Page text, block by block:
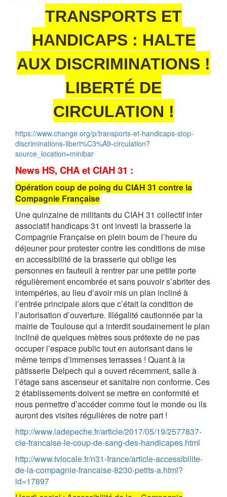
TRANSPORTS ET
HANDICAPS : HALTE
AUX DISCRIMINATIONS !
LIBERTÉ DE
CIRCULATION !
https://www.change.org/p/transports-et-handicaps-stop-
discriminations-libert%C3%A9-circulation?
source_location=minibar
News HS, CHA et CIAH 31 :
Opération coup de poing du CIAH 31 contre la
Compagnie Française
Une quinzaine de militants du CIAH 31 collectif inter
associatif handicaps 31 ont investi la brasserie la
Compagnie Française en plein boum de l’heure du
déjeuner pour protester contre les conditions de mise
en accessibilité de la brasserie qui oblige les
personnes en fauteuil à rentrer par une petite porte
régulièrement encombrée et sans pouvoir s’abriter des
intempéries, au lieu d’avoir mis un plan incliné à
l’entrée principale alors que c’était la condition de
l’autorisation d’ouverture. Illégalité cautionnée par la
mairie de Toulouse qui a interdit soudainement le plan
incliné de quelques mètres sous prétexte de ne pas
occuper l’espace public tout en autorisant dans le
même temps d’immenses terrasses ! Quant à la
pâtisserie Delpech qui a ouvert récemment, salle à
l’étage sans ascenseur et sanitaire non conforme. Ces
2 établissements doivent se mettre en conformité et
nous permettre d’accéder comme tout le monde ou ils
auront des visites régulières de notre part !
http://www.ladepeche.fr/article/2017/05/19/2577837-
cie-francaise-le-coup-de-sang-des-handicapes.html
http://www.tvlocale.fr/n31-france/article-accessibilite-
de-la-compagnie-francaise-8230-petits-a.html?
id=17897